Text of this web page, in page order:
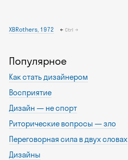
XBRothers, 1972 ← Ctrl →
Популярное
Как стать дизайнером
Восприятие
Дизайн — не спорт
Риторические вопросы — зло
Переговорная сила в двух словах
Дизайны